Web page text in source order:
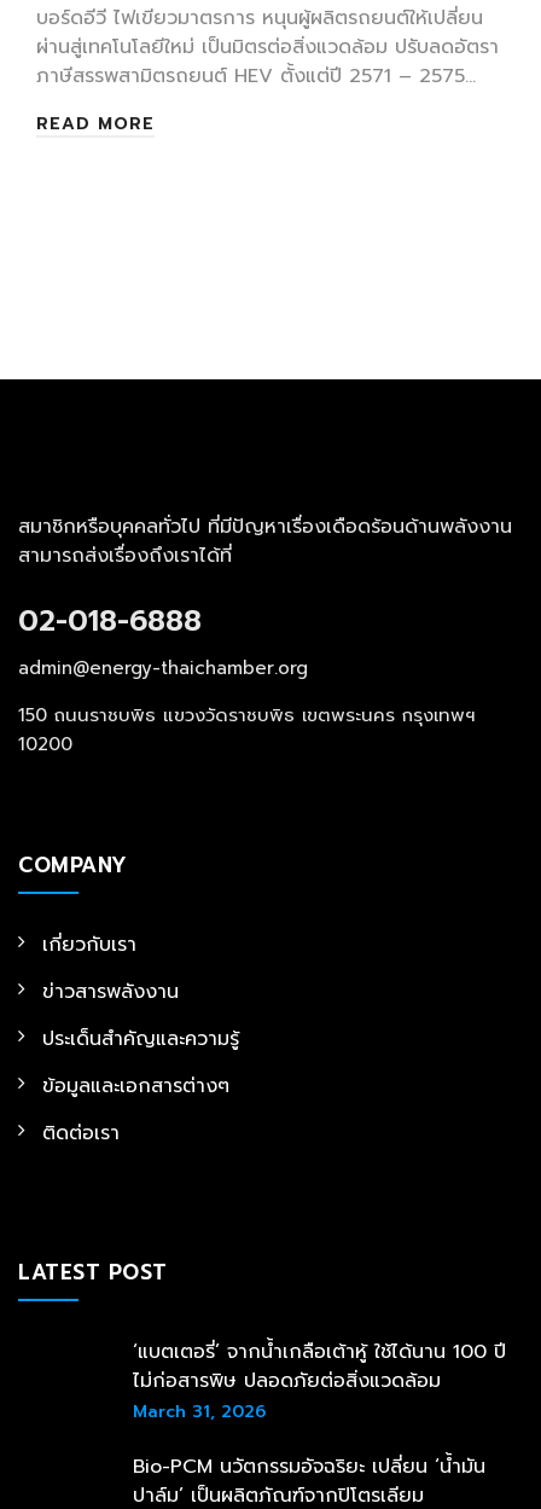
บอร์ดอีวี ไฟเขียวมาตรการ หนุนผู้ผลิตรถยนต์ให้เปลี่ยน
ผ่านสู่เทคโนโลยีใหม่ เป็นมิตรต่อสิ่งแวดล้อม ปรับลดอัตรา
ภาษีสรรพสามิตรถยนต์ HEV ตั้งแต่ปี 2571 – 2575…
READ MORE
สมาชิกหรือบุคคลทั่วไป ที่มีปัญหาเรื่องเดือดร้อนด้านพลังงาน
สามารถส่งเรื่องถึงเราได้ที่
02-018-6888
admin@energy-thaichamber.org
150 ถนนราชบพิธ แขวงวัดราชบพิธ เขตพระนคร กรุงเทพฯ
10200
COMPANY
เกี่ยวกับเรา
ข่าวสารพลังงาน
ประเด็นสำคัญและความรู้
ข้อมูลและเอกสารต่างๆ
ติดต่อเรา
LATEST POST
‘แบตเตอรี่’ จากน้ำเกลือเต้าหู้ ใช้ได้นาน 100 ปี
ไม่ก่อสารพิษ ปลอดภัยต่อสิ่งแวดล้อม
March 31, 2026
Bio-PCM นวัตกรรมอัจฉริยะ เปลี่ยน ‘น้ำมัน
ปาล์ม’ เป็นผลิตภัณฑ์จากปิโตรเลียม